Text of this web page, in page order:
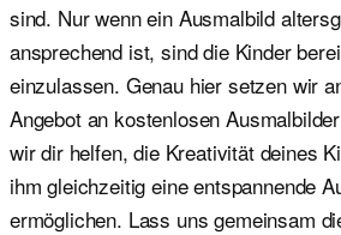
sind. Nur wenn ein Ausmalbild
ansprechend ist, sind die Kinder
einzulassen. Genau hier setzen wir
Angebot an kostenlosen
wir dir helfen, die Kreativität deines
ihm gleichzeitig eine entspannende
ermöglichen. Lass uns gemeinsam